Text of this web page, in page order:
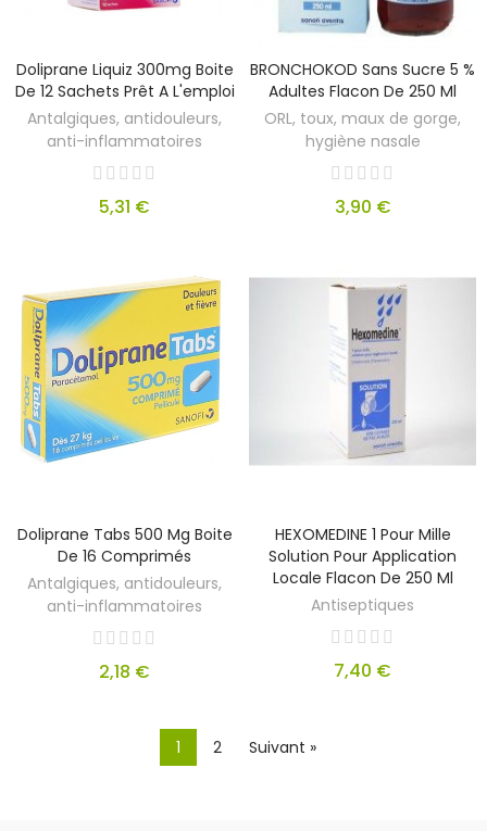
Doliprane Liquiz 300mg Boite
De 12 Sachets Prêt A L'emploi
Antalgiques, antidouleurs,
anti-inflammatoires
5,31 €
BRONCHOKOD Sans Sucre 5 %
Adultes Flacon De 250 Ml
ORL, toux, maux de gorge,
hygiène nasale
3,90 €
Doliprane Tabs 500 Mg Boite
De 16 Comprimés
Antalgiques, antidouleurs,
anti-inflammatoires
2,18 €
HEXOMEDINE 1 Pour Mille
Solution Pour Application
Locale Flacon De 250 Ml
Antiseptiques
7,40 €
1 2 Suivant »